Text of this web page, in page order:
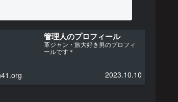
管理人のプロフィール
革ジャン・旅大好き男のプロフィ
ールです＊
2023.10.10